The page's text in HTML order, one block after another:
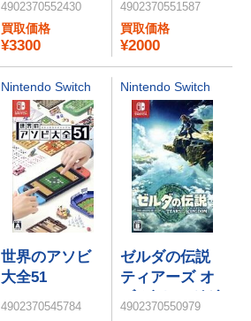
4902370552430
買取価格
¥3300
4902370551587
買取価格
¥2000
Nintendo Switch
世界のアソビ
大全51
4902370545784
Nintendo Switch
ゼルダの伝説
ティアーズ オ
ブ ザ キングダ
4902370550979